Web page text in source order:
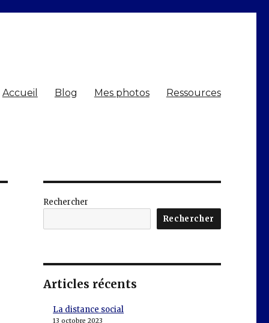
Accueil Blog Mes photos Ressources
Rechercher
Rechercher
Articles récents
La distance social
13 octobre 2023